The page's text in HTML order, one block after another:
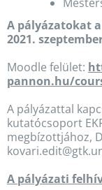
A pályázatokat
2021.
Moodle felület:
pannon.hu/
A pályázattal
kutatócsoport
megbízottjához,
A pályázati